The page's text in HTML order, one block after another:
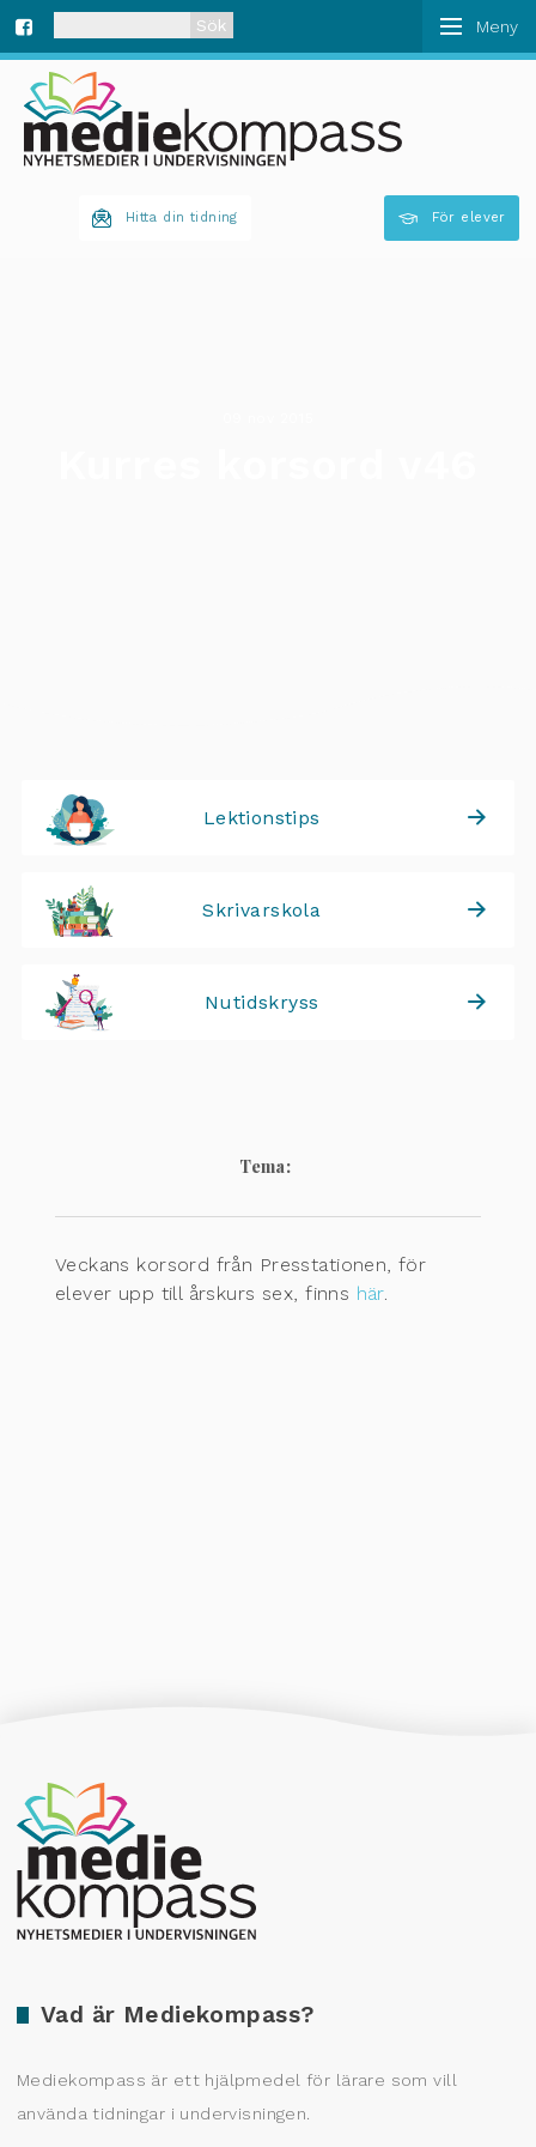
ce
När automatisk komplettering av resultat är
Hitta din tidning För elever
Lektionstips
Skrivarskola
Nutidskryss
Tema:
Veckans korsord från Presstationen, för
elever upp till årskurs sex, finns här.
Vad är Mediekompass?
Mediekompass är ett hjälpmedel för lärare som vill
använda tidningar i undervisningen.
Producerad av Gota Media Brand Studio